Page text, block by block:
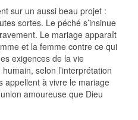
sur un aussi beau projet :
sortes. Le péché s’insinue
Le mariage apparaît
et la femme contre ce qui
exigences de la vie
selon l’interprétation
appellent à vivre le mariage
amoureuse que Dieu